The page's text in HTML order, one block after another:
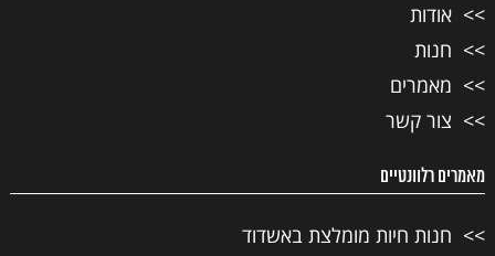
אודות
חנות
מאמרים
צור קשר
מאמרים רלוונטיים
חנות חיות מומלצת באשדוד